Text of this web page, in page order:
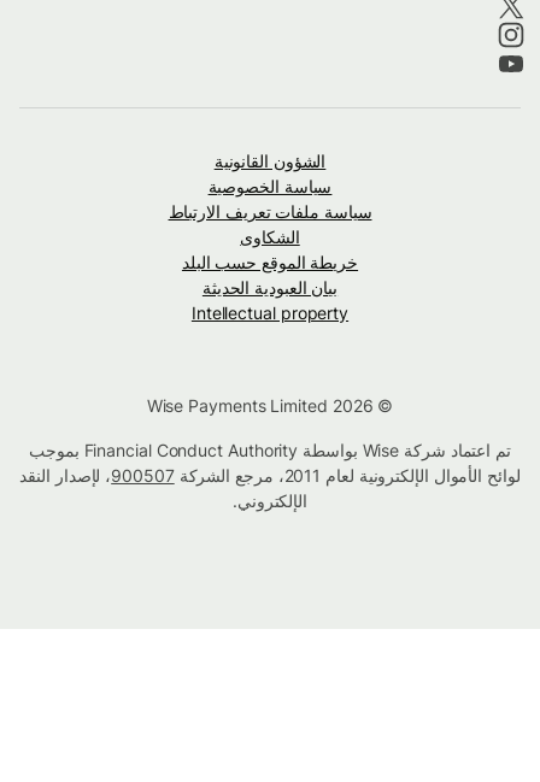
الشؤون القانونية
سياسة الخصوصية
سياسة ملفات تعريف الارتباط
الشكاوى
خريطة الموقع حسب البلد
بيان العبودية الحديثة
Intellectual property
تم اعتماد شركة Wise بواسطة Financial Conduct Authority بموجب
لوائح الأموال الإلكترونية لعام 2011، مرجع الشركة
900507، لإصدار النقد
الإلكتروني.